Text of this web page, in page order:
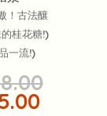
！古法釀
桂花糖!)
一流!)